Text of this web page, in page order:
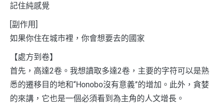
記住純感覺
[副作用]
如果你住在城市裡，你會想要去的國家
【處方到卷】
首先，高達2卷。我想讀取多達2卷，主要的字符可以是熟
悉的遷移目的地和“Honobo沒有意義”的增加。此外，貪婪
的來講，它也是一個必須看到為主角的人文增長。